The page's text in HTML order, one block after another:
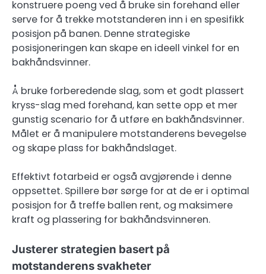
konstruere poeng ved å bruke sin forehand eller
serve for å trekke motstanderen inn i en spesifikk
posisjon på banen. Denne strategiske
posisjoneringen kan skape en ideell vinkel for en
bakhåndsvinner.
Å bruke forberedende slag, som et godt plassert
kryss-slag med forehand, kan sette opp et mer
gunstig scenario for å utføre en bakhåndsvinner.
Målet er å manipulere motstanderens bevegelse
og skape plass for bakhåndslaget.
Effektivt fotarbeid er også avgjørende i denne
oppsettet. Spillere bør sørge for at de er i optimal
posisjon for å treffe ballen rent, og maksimere
kraft og plassering for bakhåndsvinneren.
Justerer strategien basert på
motstanderens svakheter